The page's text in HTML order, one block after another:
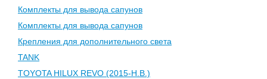
Комплекты для вывода сапунов
Комплекты для вывода сапунов
Крепления для дополнительного света
TANK
TOYOTA HILUX REVO (2015-Н.В.)